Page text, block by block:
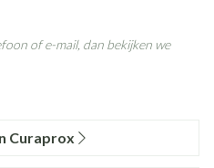
of e-mail, dan bekijken we
Curaprox